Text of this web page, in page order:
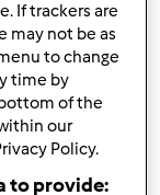
07.10.2011
o sobie
If trackers are
may not be as
to change
time by
of the
our
Policy.
to provide: